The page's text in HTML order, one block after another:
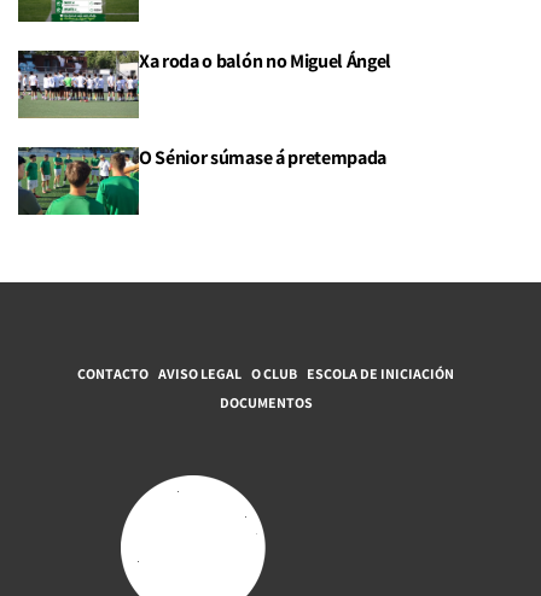
Xa roda o balón no Miguel Ángel
O Sénior súmase á pretempada
CONTACTO AVISO LEGAL O CLUB ESCOLA DE INICIACIÓN
DOCUMENTOS